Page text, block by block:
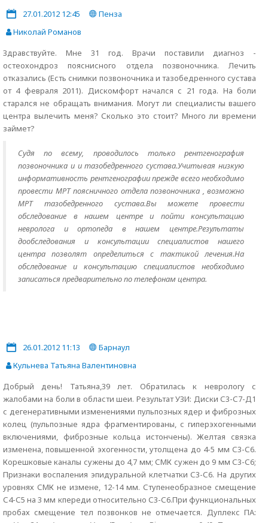
27.01.2012 12:45
Пенза
Николай Романов
Здравствуйте. Мне 31 год. Врачи поставили диагноз -
остеохондроз пояснисного отдела позвоночника. Лечить
отказались (Есть снимки позвоночника и тазобедренного сустава
от 4 февраля 2011). Дискомфорт начался с 21 года. На боли
старался не обращать внимания. Могут ли специалисты вашего
центра вылечить меня? Сколько это стоит? Много ли времени
займет?
Судя по всему, проводилось только рентгенография
позвоночника и и тазобедренного сустава.Учитывая низкую
информативность рентгенографии прежде всего необходимо
провести МРТ поясничного отдела позвоночника , возможно
МРТ тазобедренного сустава.Вы можете провести
обследование в нашем центре и пойти консультацию
невролога и ортопеда в нашем центре.Результаты
дообследования и консультации специалистов нашего
центра позволят определиться с тактикой лечения.На
обследование и консультацию специалистов необходимо
записаться предварительно по телефонам центра.
26.01.2012 11:13
Барнаул
Кульнева Татьяна Валентиновна
Добрый день! Татьяна,39 лет. Обратилась к неврологу с
жалобами на боли в области шеи. Результат УЗИ: Диски С3-С7-Д1
с дегенеративными изменениями пульпозных ядер и фиброзных
колец (пульпозные ядра фрагментированы, с гиперэхогенными
включениями, фиброзные кольца истончены). Желтая связка
изменена, повышенной эхогенности, утолщена до 4-5 мм С3-С6.
Корешковые каналы сужены до 4,7 мм; СМК сужен до 9 мм С3-С6;
Признаки воспаления эпидуральной клетчатки С3-С6. На других
уровнях СМК не измене, 12-14 мм. Ступенеобразное смещение
С4-С5 на 3 мм кпереди относительно С3-С6.При функциональных
пробах смещение тел позвонков не отмечается. Дуплекс ПА: